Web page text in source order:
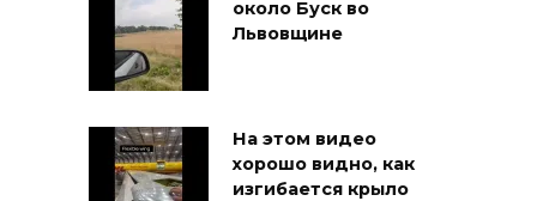
около Буск во
Львовщине
На этом видео
хорошо видно, как
изгибается крыло